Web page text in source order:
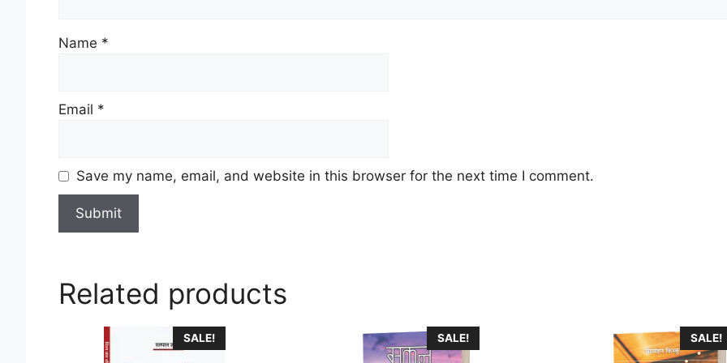
Name *
Email *
Save my name, email, and website in this browser for the next time I comment.
Related products
SALE!
product
SALE! SALE!